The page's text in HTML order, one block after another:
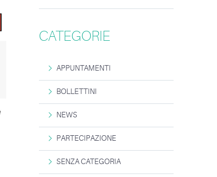
CATEGORIE
APPUNTAMENTI
BOLLETTINI
NEWS
PARTECIPAZIONE
SENZA CATEGORIA